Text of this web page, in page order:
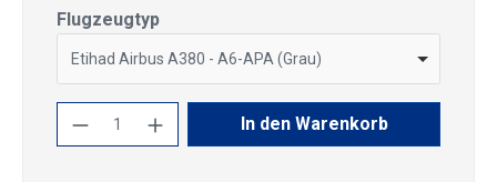
Flugzeugtypauswählen
Etihad Airbus A380 - A6-APA (Grau)
Produkt Anzahl: Gib den gewünschten
In den Warenkorb